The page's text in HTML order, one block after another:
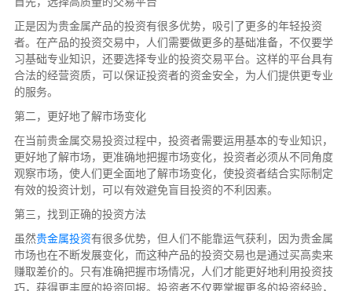
正是因为贵金属产品的投资有很多优势，吸引了更多的年轻投资
者。在产品的投资交易中，人们需要做更多的基础准备，不仅要学
习基础专业知识，还要选择专业的投资交易平台。这样的平台具有
合法的经营资质，可以保证投资者的资金安全，为人们提供更专业
的服务。
第二，更好地了解市场变化
在当前贵金属交易投资过程中，投资者需要运用基本的专业知识，
更好地了解市场，更准确地把握市场变化，投资者必须从不同角度
观察市场，使人们更全面地了解市场变化，使投资者结合实际制定
有效的投资计划，可以有效避免盲目投资的不利因素。
第三，找到正确的投资方法
虽然贵金属投资有很多优势，但人们不能靠运气获利，因为贵金属
市场也在不断发展变化，而这种产品的投资交易也是通过买高卖来
赚取差价的。只有准确把握市场情况，人们才能更好地利用投资技
巧，获得更丰厚的投资回报。投资者不仅要掌握更多的投资经验，